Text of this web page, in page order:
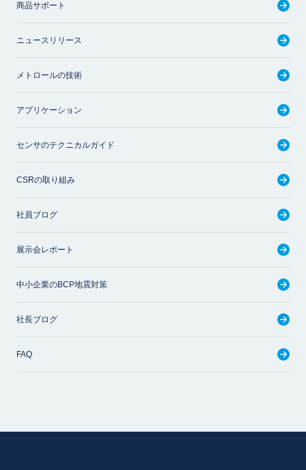
商品サポート
ニュースリリース
メトロールの技術
アプリケーション
センサのテクニカルガイド
CSRの取り組み
社員ブログ
展示会レポート
中小企業のBCP地震対策
社長ブログ
FAQ